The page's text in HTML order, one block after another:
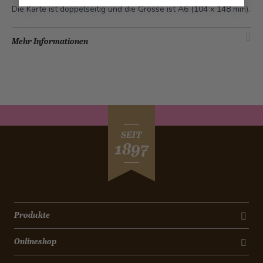
Die Karte ist doppelseitig und die Grösse ist A6 (104 x 148 mm).
Mehr Informationen
SEIT
1897
Produkte
Onlineshop